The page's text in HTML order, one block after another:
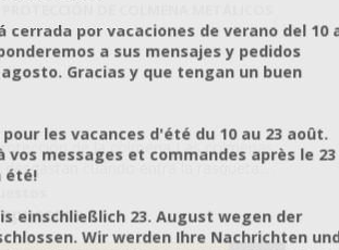
de la colmena Las colmenas
cuando entra la rasqueta.
la rasqueta entre las plantas. De
más fácil para ustedes y no se
cerrada por vacaciones de verano del 10
a sus mensajes y pedidos
Gracias y que tengan un buen
les vacances d'été du 10 au 23 août.
vos messages et commandes après le 23
été!
einschließlich 23. August wegen der
Wir werden Ihre Nachrichten